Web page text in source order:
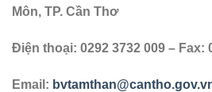
Môn, TP. Cần Thơ
Điện thoại: 0292 3732 009 – Fax:
Email: